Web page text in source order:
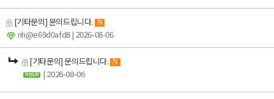
[기타문의] 문의드립니다. N
nh@e69d0afd8| 2026-08-06
[기타문의] 문의드립니다. N
| 2026-08-06